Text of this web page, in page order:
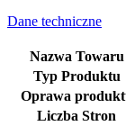
Dane techniczne
Nazwa Towaru
Typ Produktu
Oprawa
Liczba Stron